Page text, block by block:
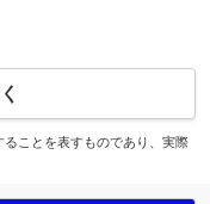
ことを表すものであり、実際